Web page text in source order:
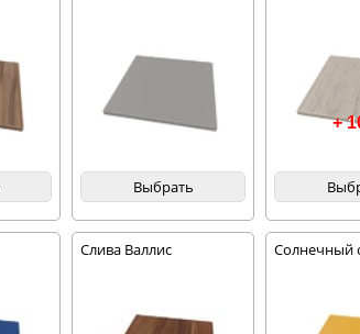
Выбрать
+
Слива Валлис Солнечный